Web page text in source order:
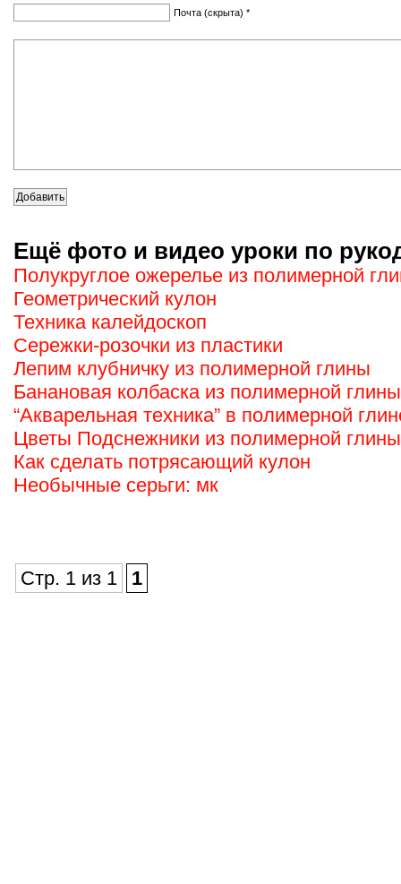
Почта (скрыта) *
Ещё фото и видео уроки по
Полукруглое ожерелье из полимерной
Геометрический кулон
Техника калейдоскоп
Сережки-розочки из пластики
Лепим клубничку из полимерной глины
Банановая колбаска из полимерной глины
“Акварельная техника” в полимерной
Цветы Подснежники из полимерной глины
Как сделать потрясающий кулон
Необычные серьги: мк
Стр. 1 из 1 1